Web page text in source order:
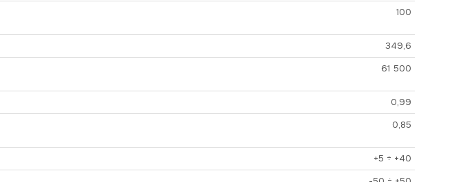
100
349,6
61 500
0,99
0,85
+5 ÷ +40